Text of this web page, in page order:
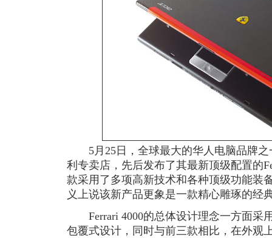
5月25日，全球最大的华人电脑品牌之
利专卖店，先后发布了其最新顶级配置的
款采用了多项高新技术和各种顶级功能装
义上说该新产品更象是一款精心雕琢的经
Ferrari 4000的总体设计理念一方面采
包覆式设计，同时与前三款相比，在外观